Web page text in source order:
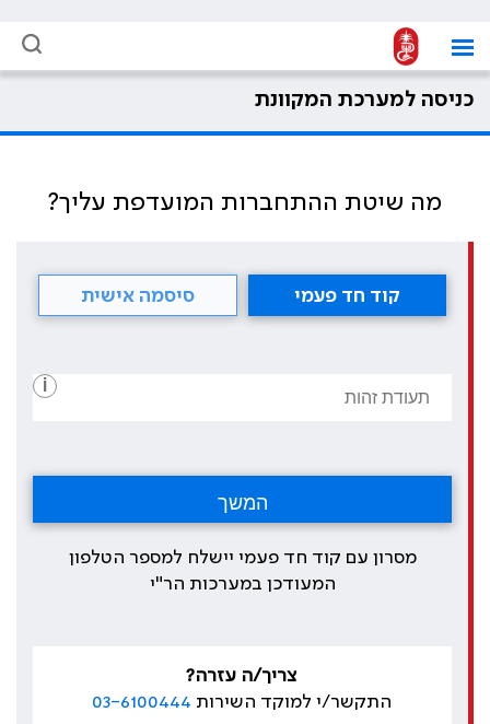
כניסה למערכת המקוונת
מה שיטת ההתחברות המועדפת עליך?
קוד חד פעמי סיסמה אישית
i
מסרון עם קוד חד פעמי יישלח למספר הטלפון
המעודכן במערכות הר"י
צריך/ה עזרה?
התקשר/י למוקד השירות 03-6100444